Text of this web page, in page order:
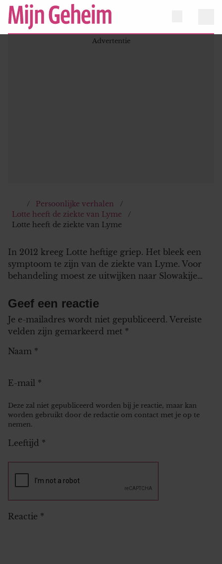
Persoonlijke verhalen
Lotte heeft de ziekte van Lyme
Lotte heeft de ziekte van Lyme
In 2012 kreeg Lotte heftige griep. Het bleek een
symptoom te zijn van de ziekte van Lyme. Voor
behandeling moest ze uitwijken naar Slowakije…
Geef een reactie
Je e-mailadres wordt niet gepubliceerd. Vereiste
velden zijn gemarkeerd met *
Naam *
E-mail *
Deze zal niet gepubliceerd worden bij je reactie, maar kan
worden gebruikt door de redactie om contact met je op te
nemen.
Leeftijd *
Reactie *